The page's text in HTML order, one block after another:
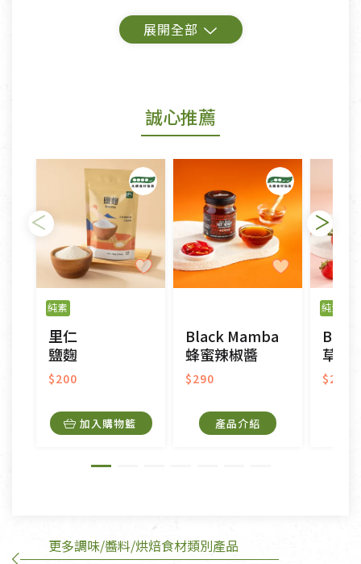
鑑賞期商品說明：
若您購買的商品有下列「不適用七天鑑賞期商品」情
形者，除商品瑕疵以外，恕不接受退換貨.
依消保法之規定提供該商品七天免費鑑賞期(含例假
日)的服務，原則上若商品未經使用或被汙損(除商品
瑕疵)，一般皆可申請退換貨。
不適用七天鑑賞期商品：
以數位或電磁紀錄形式儲存之商品、易於變質或損壞
之商品、以及性質上無法或不適合退換之商品：如
CD、VCD、DVD、電腦軟體，若產品瑕疵無法讀取僅
接受原片換新。
衣飾鞋類-如T恤，如於送達後水洗或污損者。
美容保養用品、內衣褲、襪子、口罩等私人消耗性產
內衣褲、襪子、口罩個人衛生用品除商品本身有瑕疵
外,依據《通訊交易解除權合理例外情事適用準
訂購手抄稿退貨需知：
誠心推薦
純素
里仁
鹽麴
$200
加入購物籃
Black Mamba
蜂蜜辣椒醬
$290
產品介紹
純素
草莓
$290
更多調味/醬料/烘焙食材類別產品